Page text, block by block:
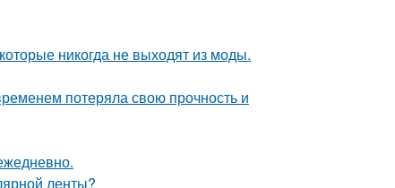
никогда не выходят из моды.
потеряла свою прочность и
ленты?